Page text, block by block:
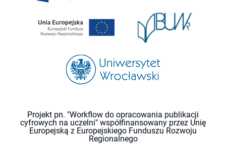
Projekt pn. "Workflow do opracowania publikacji
cyfrowych na uczelni" współfinansowany przez Unię
Europejską z Europejskiego Funduszu Rozwoju
Regionalnego